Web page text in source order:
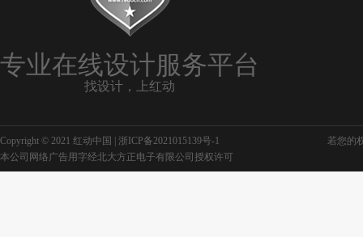
端午节粽子折页
端午节龙舟粽子
端午节粽子卡通图片素材
专业在线设计服务平台
找设计，上红动
Copyright © 2021 红动中国 | 浙ICP备2021015139号-1
若您的
本公司网络广告用字经北大方正电子有限公司授权许可